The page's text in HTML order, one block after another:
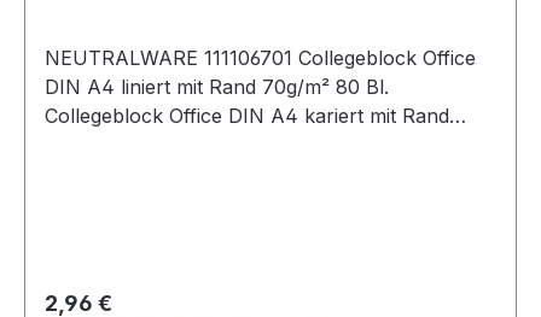
NEUTRALWARE 111106701 Collegeblock Office
DIN A4 liniert mit Rand 70g/m² 80 Bl.
Collegeblock Office DIN A4 kariert mit Rand
Regulärer Preis:
2,96 €